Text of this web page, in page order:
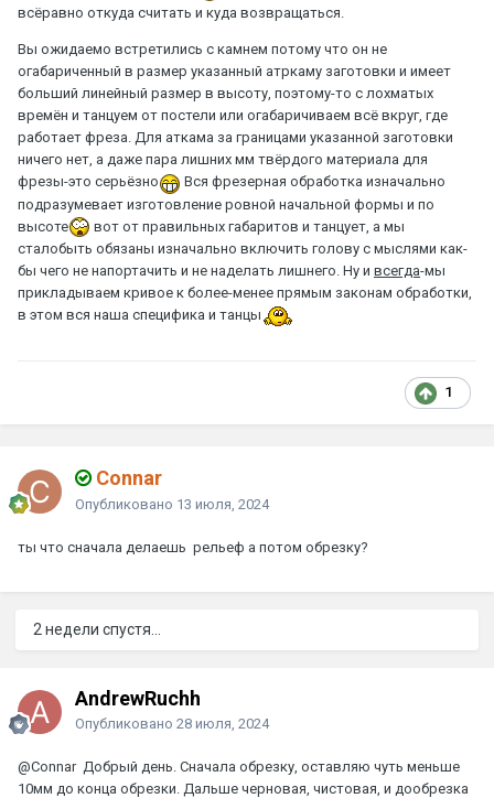
всёравно откуда считать и куда возвращаться.
Вы ожидаемо встретились с камнем потому что он не
огабариченный в размер указанный атркаму заготовки и имеет
больший линейный размер в высоту, поэтому-то с лохматых
времён и танцуем от постели или огабаричиваем всё вкруг, где
работает фреза. Для аткама за границами указанной заготовки
ничего нет, а даже пара лишних мм твёрдого материала для
фрезы-это серьёзно
Вся фрезерная обработка изначально
подразумевает изготовление ровной начальной формы и по
высоте
вот от правильных габаритов и танцует, а мы
сталобыть обязаны изначально включить голову с мыслями как-
бы чего не напортачить и не наделать лишнего. Ну и всегда-мы
прикладываем кривое к более-менее прямым законам обработки,
в этом вся наша специфика и танцы
1
Connar
Опубликовано 13 июля, 2024
ты что сначала делаешь рельеф а потом обрезку?
2 недели спустя...
AndrewRuchh
Опубликовано 28 июля, 2024
@ConnarДобрый день. Сначала обрезку, оставляю чуть меньше
10мм до конца обрезки. Дальше черновая, чистовая, и дообрезка